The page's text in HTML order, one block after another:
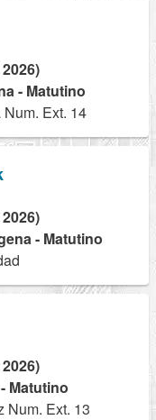
- Matutino
Ext. 14
- Matutino
Matutino
Num. Ext. 13